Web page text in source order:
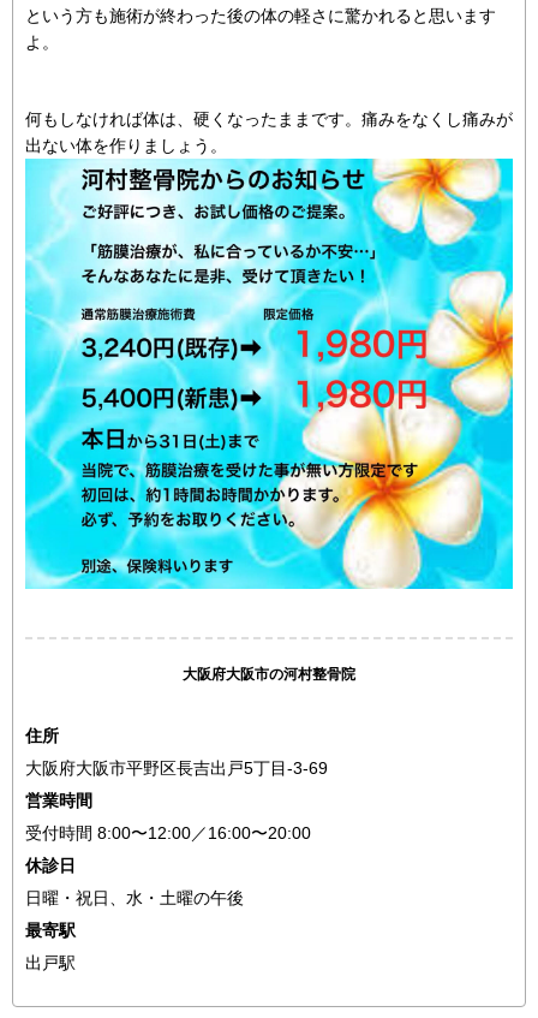
という方も施術が終わった後の体の軽さに驚かれると思います
よ。
何もしなければ体は、硬くなったままです。痛みをなくし痛みが
出ない体を作りましょう。
大阪府大阪市の河村整骨院
住所
大阪府大阪市平野区長吉出戸5丁目-3-69
営業時間
受付時間 8:00〜12:00／16:00〜20:00
休診日
日曜・祝日、水・土曜の午後
最寄駅
出戸駅